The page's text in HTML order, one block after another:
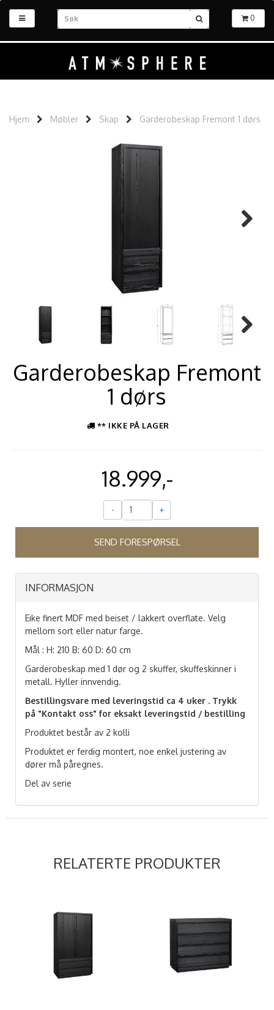
0
Hjem Møbler Skap Garderobeskap Fremont 1 dørs
Garderobeskap Fremont
1 dørs
** IKKE PÅ LAGER
18.999,-
- +
SEND FORESPØRSEL
INFORMASJON
Eike finert MDF med beiset / lakkert overflate. Velg
mellom sort eller natur farge.
Mål : H: 210 B: 60 D: 60 cm
Garderobeskap med 1 dør og 2 skuffer, skuffeskinner i
metall. Hyller innvendig.
Bestillingsvare med leveringstid ca 4 uker . Trykk
på "Kontakt oss" for eksakt leveringstid / bestilling
Produktet består av 2 kolli
Produktet er ferdig montert, noe enkel justering av
dører må påregnes.
Del av serie
RELATERTE PRODUKTER